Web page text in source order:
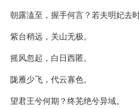
朝露溘至，握手何言？若夫明妃去
紫台稍远，关山无极。
摇风忽起，白日西匿。
陇雁少飞，代云寡色。
望君王兮何期？终芜绝兮异域。